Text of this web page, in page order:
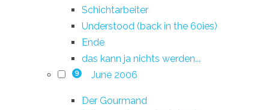
Schichtarbeiter
Understood (back in the 60ies)
Ende
das kann ja nichts werden...
9 June 2006
Der Gourmand